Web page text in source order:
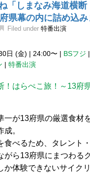
「しまなみ海道横断
県幕の内に詰め込み
Filed under 特番出演
日 (金) | 24:00〜 | BSフジ |
| 特番出演
！はらぺこ旅！～13府
一が13府県の厳選食材
。
食べるため、タレント
がら13府県にまつわる
か体験できないサイク